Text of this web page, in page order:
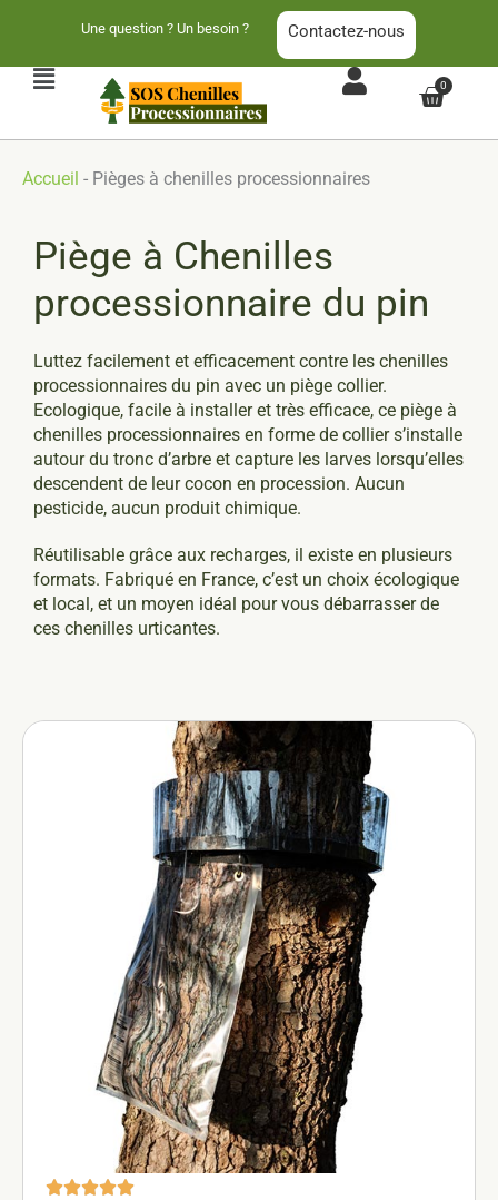
contenu
Une question ? Un besoin ? Contactez-nous
Main
Menu
0
Panier
Accueil - Pièges à chenilles processionnaires
Piège à Chenilles
processionnaire du pin
Luttez facilement et efficacement contre les chenilles
processionnaires du pin avec un piège collier.
Ecologique, facile à installer et très efficace, ce piège à
chenilles processionnaires en forme de collier s’installe
autour du tronc d’arbre et capture les larves lorsqu’elles
descendent de leur cocon en procession. Aucun
pesticide, aucun produit chimique.
Réutilisable grâce aux recharges, il existe en plusieurs
formats. Fabriqué en France, c’est un choix écologique
et local, et un moyen idéal pour vous débarrasser de
ces chenilles urticantes.